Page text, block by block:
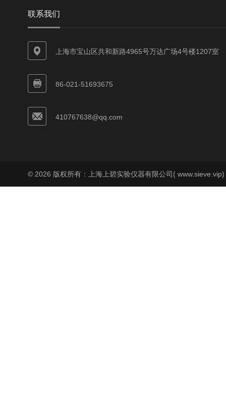
联系我们
上海市宝山区共和新路4965号万达广场4号楼1207室
86-021-51693675
410767638@qq.com
© 2026 版权所有：上海上碧实验仪器有限公司(